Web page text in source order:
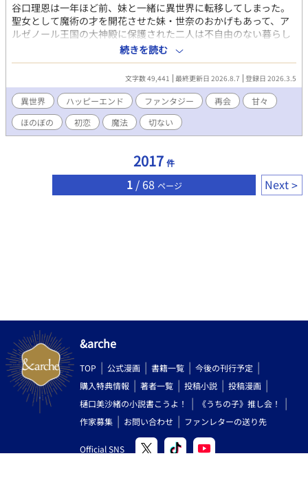
谷口理恩は一年ほど前、妹と一緒に異世界に転移してしまった。
聖女として魔術の才を開花させた妹・世奈のおかげもあって、ア
ルゼノール王国の大神殿に保護された二人は不自由のない暮らし
を送っている。 ある日、世奈の仕事を肩代わりした理恩は、病に
臥せている幼い第二王子・イヴァンのもとに参じることに。 何度
も謁見を重ねるうちに理恩に懐いた彼は、目の前の聖女が偽者で
あることに気付かぬまま、やがて理恩に求愛するが……。 数年
後、アルゼノール王国を出て世界中を巡っていた理恩は、とある
国でイヴァンと再会する。 彼の知る聖女は自分だったのだと言い
出せぬまま、理恩はイヴァンと交流を続けることになって――？
☆旧タイトル『聖女を演じた巻き添え兄は、王弟殿下の求愛から
続きを読む
文字数 49,441 最終更新日 2026.8.7 登録日 2026.3.5
異世界 ハッピーエンド ファンタジー 再会
甘々
ほのぼの
初恋 魔法 切ない
2017 件
1/ 68 ページ Next
&arche
TOP 公式漫画 書籍一覧
今後の刊行予定
購入特典情報
著者一覧 投稿小説
投稿漫画
樋口美沙緒の小説書こうよ！
《うちの子》推し会！
作家募集
お問い合わせ ファンレターの送り先
Official SNS